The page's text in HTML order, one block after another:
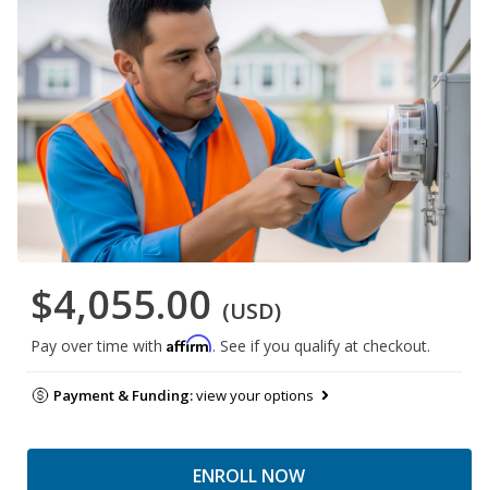
$4,055.00 (USD)
Pay over time with Affirm. See if you qualify at checkout.
Payment & Funding:view your options
ENROLL NOW